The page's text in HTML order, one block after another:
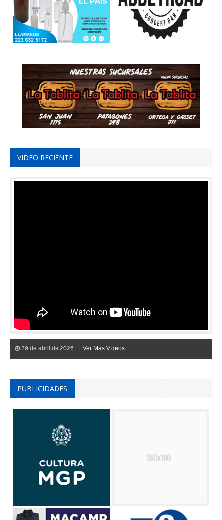
VIDEO RECIENTE
29 de abril de 2026 | Ver Mas Vídeos
PUBLICIDADES